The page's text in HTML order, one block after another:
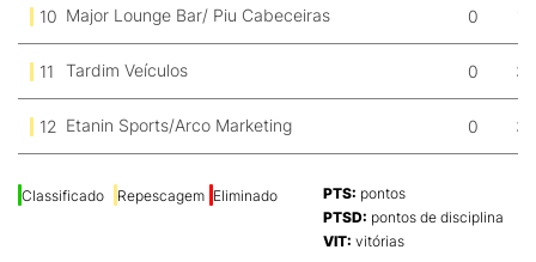
10 Major Lounge Bar/ Piu Cabeceiras 0
11 Tardim Veículos 0 3
12 Etanin Sports/Arco Marketing 0 3
Classificado Repescagem Eliminado PTS: pontos
PTSD: pontos de disciplina
VIT: vitórias